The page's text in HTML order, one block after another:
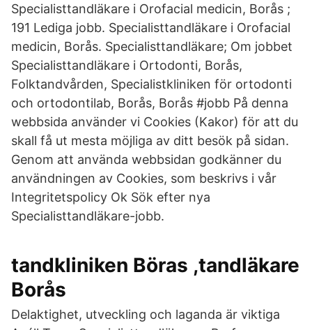
Specialisttandläkare i Orofacial medicin, Borås ;
191 Lediga jobb. Specialisttandläkare i Orofacial
medicin, Borås. Specialisttandläkare; Om jobbet
Specialisttandläkare i Ortodonti, Borås,
Folktandvården, Specialistkliniken för ortodonti
och ortodontilab, Borås, Borås #jobb På denna
webbsida använder vi Cookies (Kakor) för att du
skall få ut mesta möjliga av ditt besök på sidan.
Genom att använda webbsidan godkänner du
användningen av Cookies, som beskrivs i vår
Integritetspolicy Ok Sök efter nya
Specialisttandläkare-jobb.
tandkliniken Böras ,tandläkare
Borås
Delaktighet, utveckling och laganda är viktiga